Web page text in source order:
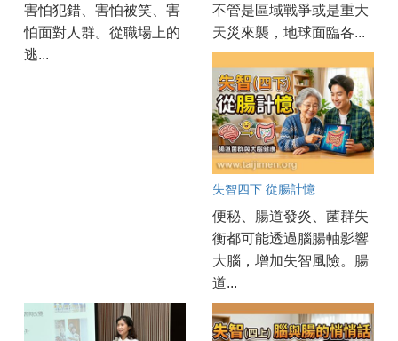
害怕犯錯、害怕被笑、害
怕面對人群。從職場上的
逃...
不管是區域戰爭或是重大
天災來襲，地球面臨各...
失智四下 從腸計憶
便秘、腸道發炎、菌群失
衡都可能透過腦腸軸影響
大腦，增加失智風險。腸
道...